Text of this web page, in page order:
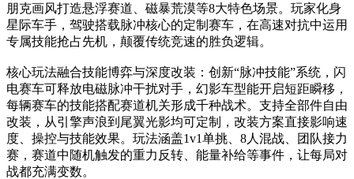
朋克画风打造悬浮赛道、磁暴荒漠等8大特色场景。玩家化身
星际车手，驾驶搭载脉冲核心的定制赛车，在高速对抗中运用
专属技能抢占先机，颠覆传统竞速的胜负逻辑。
核心玩法融合技能博弈与深度改装：创新“脉冲技能”系统，闪
电赛车可释放电磁脉冲干扰对手，幻影车型能开启短距瞬移，
每辆赛车的技能搭配赛道机关形成千种战术。支持全部件自由
改装，从引擎声浪到尾翼光影均可定制，改装方案直接影响速
度、操控与技能效果。玩法涵盖1v1单挑、8人混战、团队接力
赛，赛道中随机触发的重力反转、能量补给等事件，让每局对
战都充满变数。